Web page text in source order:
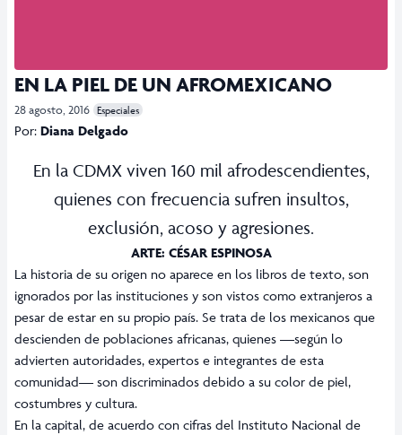
EN LA PIEL DE UN AFROMEXICANO
28 agosto, 2016 Especiales
Por: Diana Delgado
En la CDMX viven 160 mil afrodescendientes,
quienes con frecuencia sufren insultos,
exclusión, acoso y agresiones.
ARTE: CÉSAR ESPINOSA
La historia de su origen no aparece en los libros de texto, son
ignorados por las instituciones y son vistos como extranjeros a
pesar de estar en su propio país. Se trata de los mexicanos que
descienden de poblaciones africanas, quienes —según lo
advierten autoridades, expertos e integrantes de esta
comunidad— son discriminados debido a su color de piel,
costumbres y cultura.
En la capital, de acuerdo con cifras del Instituto Nacional de